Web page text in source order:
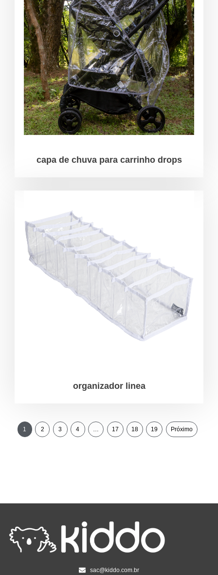
capa de chuva para carrinho drops
organizador linea
1 2 3 4 … 17 18 19 Próximo
sac@kiddo.com.br